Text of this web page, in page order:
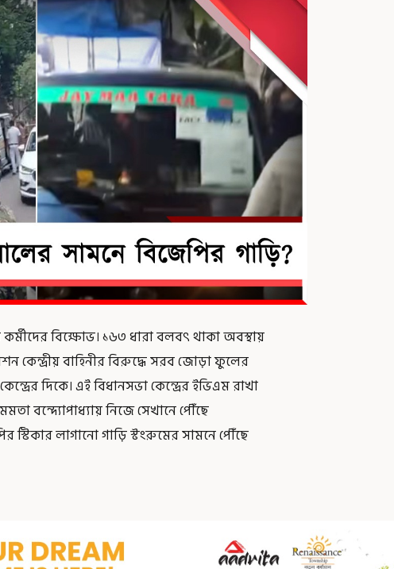
বিক্ষোভ। ১৬৩ ধারা বলবৎ থাকা অবস্থায়
কেন্দ্রীয় বাহিনীর বিরুদ্ধে সরব জোড়া ফুলের
দিকে। এই বিধানসভা কেন্দ্রের ইভিএম রাখা
বন্দ্যোপাধ্যায় নিজে সেখানে পৌঁছে
স্টিকার লাগানো গাড়ি স্টংরুমের সামনে পৌঁছে